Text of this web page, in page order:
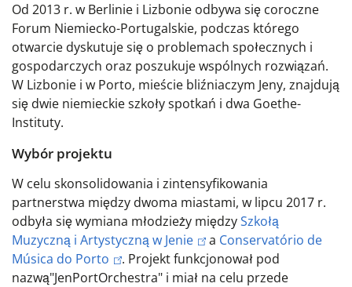
Od 2013 r. w Berlinie i Lizbonie odbywa się coroczne
Forum Niemiecko-Portugalskie, podczas którego
otwarcie dyskutuje się o problemach społecznych i
gospodarczych oraz poszukuje wspólnych rozwiązań.
W Lizbonie i w Porto, mieście bliźniaczym Jeny, znajdują
się dwie niemieckie szkoły spotkań i dwa Goethe-
Instituty.
Wybór projektu
W celu skonsolidowania i zintensyfikowania
partnerstwa między dwoma miastami, w lipcu 2017 r.
odbyła się wymiana młodzieży międzySzkołą
Muzyczną i Artystyczną w Jenie
a Conservatório de
Música do Porto
. Projekt funkcjonował pod
nazwą"JenPortOrchestra" i miał na celu przede